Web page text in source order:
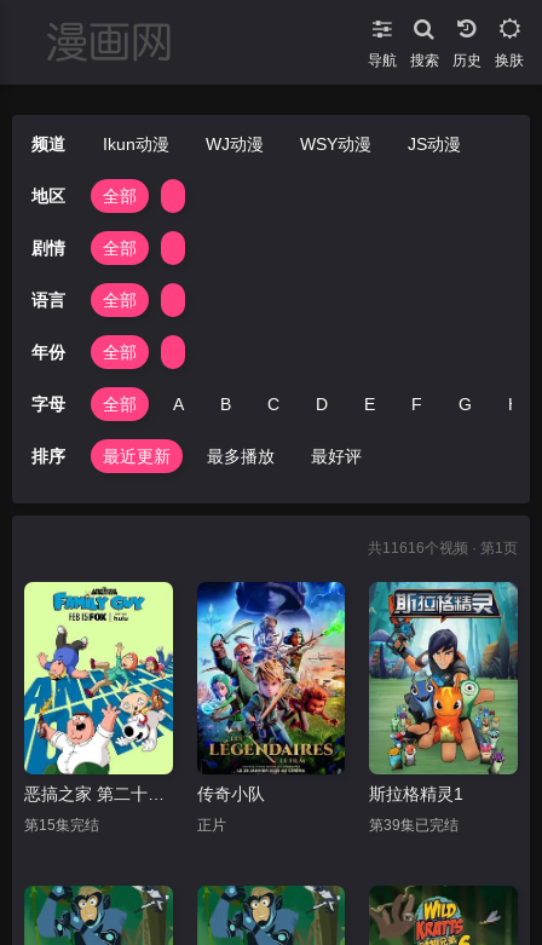
导航 搜索 换肤
频道 Ikun动漫 WJ动漫 WSY动漫 JS动漫
地区 全部
剧情 全部
语言 全部
年份 全部
字母 全部 A B C D E F G H
排序 最近更新 最多播放 最好评
共11616个视频 · 第1页
恶搞之家 第二十四季
第15集完结
传奇小队
正片
斯拉格精灵1
第39集已完结